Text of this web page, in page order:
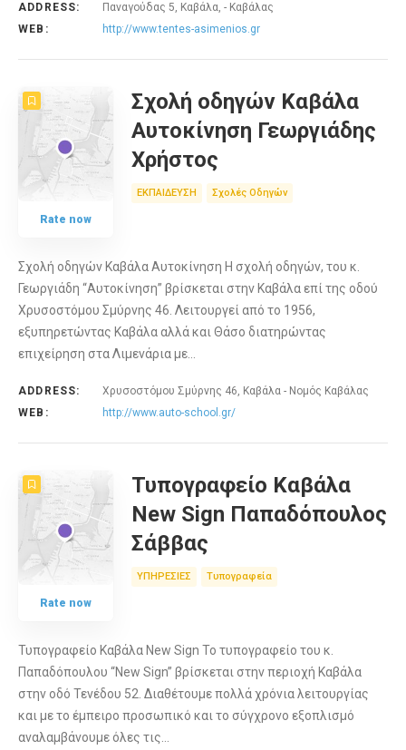
ADDRESS:
Παναγούδας 5, Καβάλα, - Καβάλας
WEB:
http://www.tentes-asimenios.gr
Rate now
Σχολή οδηγών Καβάλα
Αυτοκίνηση Γεωργιάδης
Χρήστος
ΕΚΠΑΙΔΕΥΣΗ Σχολές Οδηγών
Σχολή οδηγών Καβάλα Αυτοκίνηση Η σχολή οδηγών, του κ.
Γεωργιάδη “Αυτοκίνηση” βρίσκεται στην Καβάλα επί της οδού
Χρυσοστόμου Σμύρνης 46. Λειτουργεί από το 1956,
εξυπηρετώντας Καβάλα αλλά και Θάσο διατηρώντας
επιχείρηση στα Λιμενάρια με…
ADDRESS:
Χρυσοστόμου Σμύρνης 46, Καβάλα - Νομός Καβάλας
WEB:
http://www.auto-school.gr/
Rate now
Τυπογραφείο Καβάλα
New Sign Παπαδόπουλος
Σάββας
ΥΠΗΡΕΣΙΕΣ Τυπογραφεία
Τυπογραφείο Καβάλα New Sign Το τυπογραφείο του κ.
Παπαδόπουλου “New Sign” βρίσκεται στην περιοχή Καβάλα
στην οδό Τενέδου 52. Διαθέτουμε πολλά χρόνια λειτουργίας
και με το έμπειρο προσωπικό και το σύγχρονο εξοπλισμό
αναλαμβάνουμε όλες τις…